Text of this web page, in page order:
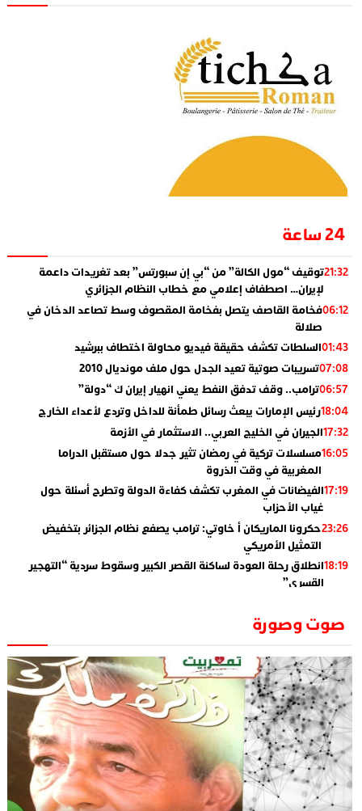
24 ساعة
21:32توقيف “مول الكالة” من “بي إن سبورتس” بعد تغريدات داعمة
لإيران… اصطفاف إعلامي مع خطاب النظام الجزائري
06:12فخامة القاصف يتصل بفخامة المقصوف وسط تصاعد الدخان في
صلالة
01:43السلطات تكشف حقيقة فيديو محاولة اختطاف ببرشيد
07:08تسريبات صوتية تعيد الجدل حول ملف مونديال 2010
06:57ترامب.. وقف تدفق النفط يعني انهيار إيران ك “دولة”
18:04رئيس الإمارات يبعث رسائل طمأنة للداخل وتردع لأعداء الخارج
17:32الجيران في الخليج العربي.. الاستثمار في الأزمة
16:05مسلسلات تركية في رمضان تثير جدلا حول مستقبل الدراما
المغربية في وقت الذروة
17:19الفيضانات في المغرب تكشف كفاءة الدولة وتطرح أسئلة حول
غياب الأحزاب
23:26حكرونا الماريكان أ خاوتي: ترامب يصفع نظام الجزائر بتخفيض
التمثيل الأمريكي
18:19انطلاق رحلة العودة لساكنة القصر الكبير وسقوط سردية “التهجير
القسري”
01:55
​”لارام”.. 3 خطوط أخرى نحو إسبانيا وهذه هي الوجهات
14:37الاعلامي حسن فاتح.. لهذا السبب يرفض بعض لاعبوا المنتخب
تعيين السكتيوي
صوت وصورة